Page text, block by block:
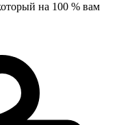
на 100 % вам